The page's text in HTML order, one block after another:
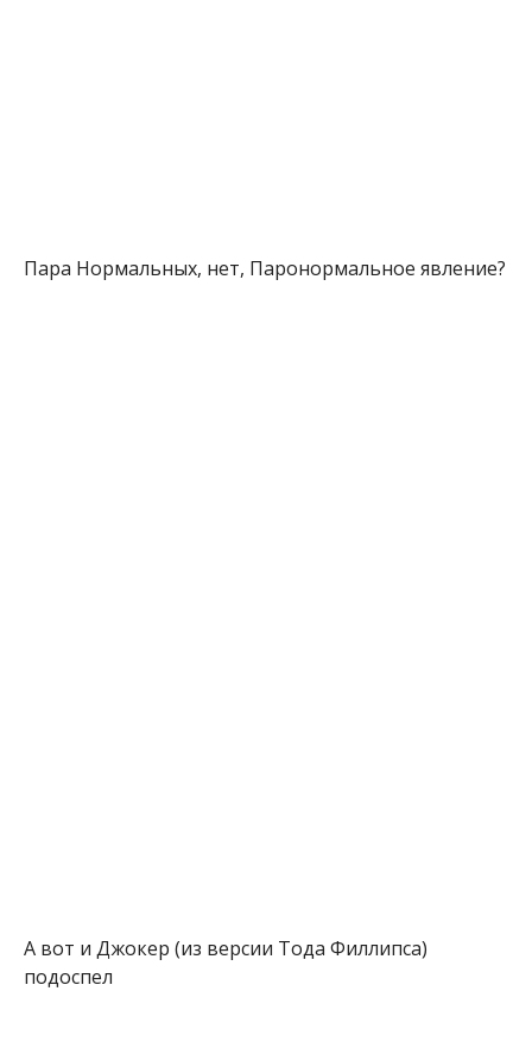
Пара Нормальных, нет, Паронормальное явление?
А вот и Джокер (из версии Тода Филлипса)
подоспел